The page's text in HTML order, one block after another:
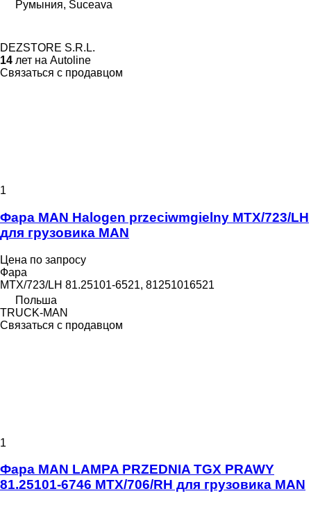
Румыния, Suceava
DEZSTORE S.R.L.
14 лет на Autoline
Связаться с продавцом
1
Фара MAN Halogen przeciwmgielny MTX/723/LH
для грузовика MAN
Цена по запросу
Фара
MTX/723/LH 81.25101-6521, 81251016521
Польша
TRUCK-MAN
Связаться с продавцом
1
Фара MAN LAMPA PRZEDNIA TGX PRAWY
81.25101-6746 MTX/706/RH для грузовика MAN